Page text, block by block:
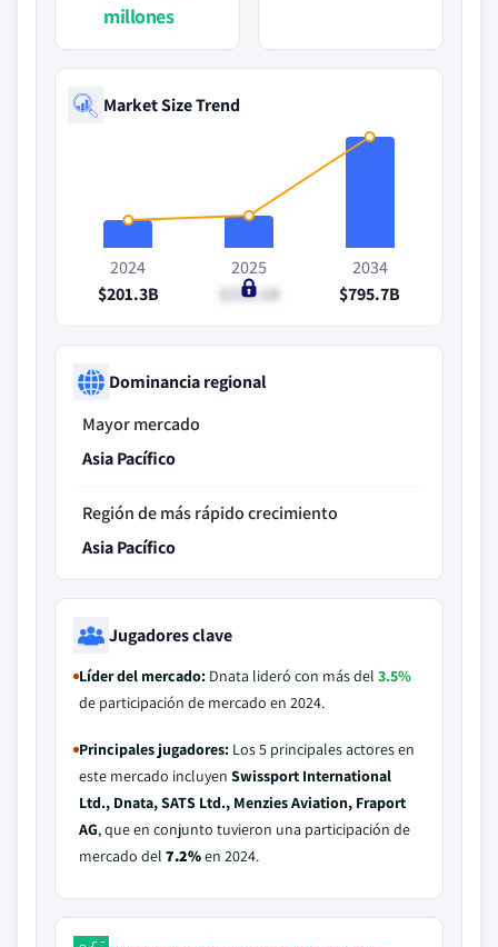
millones
Market Size Trend
2024
$201.3B
2025
$230.1B
2034
$795.7B
Dominancia regional
Mayor mercado
Asia Pacífico
Región de más rápido crecimiento
Asia Pacífico
Jugadores clave
Líder del mercado: Dnata lideró con más del 3.5%
de participación de mercado en 2024.
Principales jugadores: Los 5 principales actores en
este mercado incluyen Swissport International
Ltd., Dnata, SATS Ltd., Menzies Aviation, Fraport
AG, que en conjunto tuvieron una participación de
mercado del 7.2%en 2024.